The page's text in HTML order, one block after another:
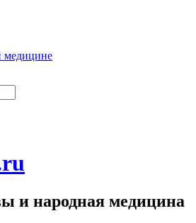
медицине
и народная медицина